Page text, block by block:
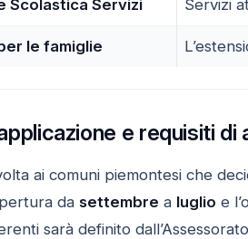
Scolastica Servizi Servizi
le famiglie
e requisiti di
ai comuni piemontesi che
da settembre a luglio e
sarà definito